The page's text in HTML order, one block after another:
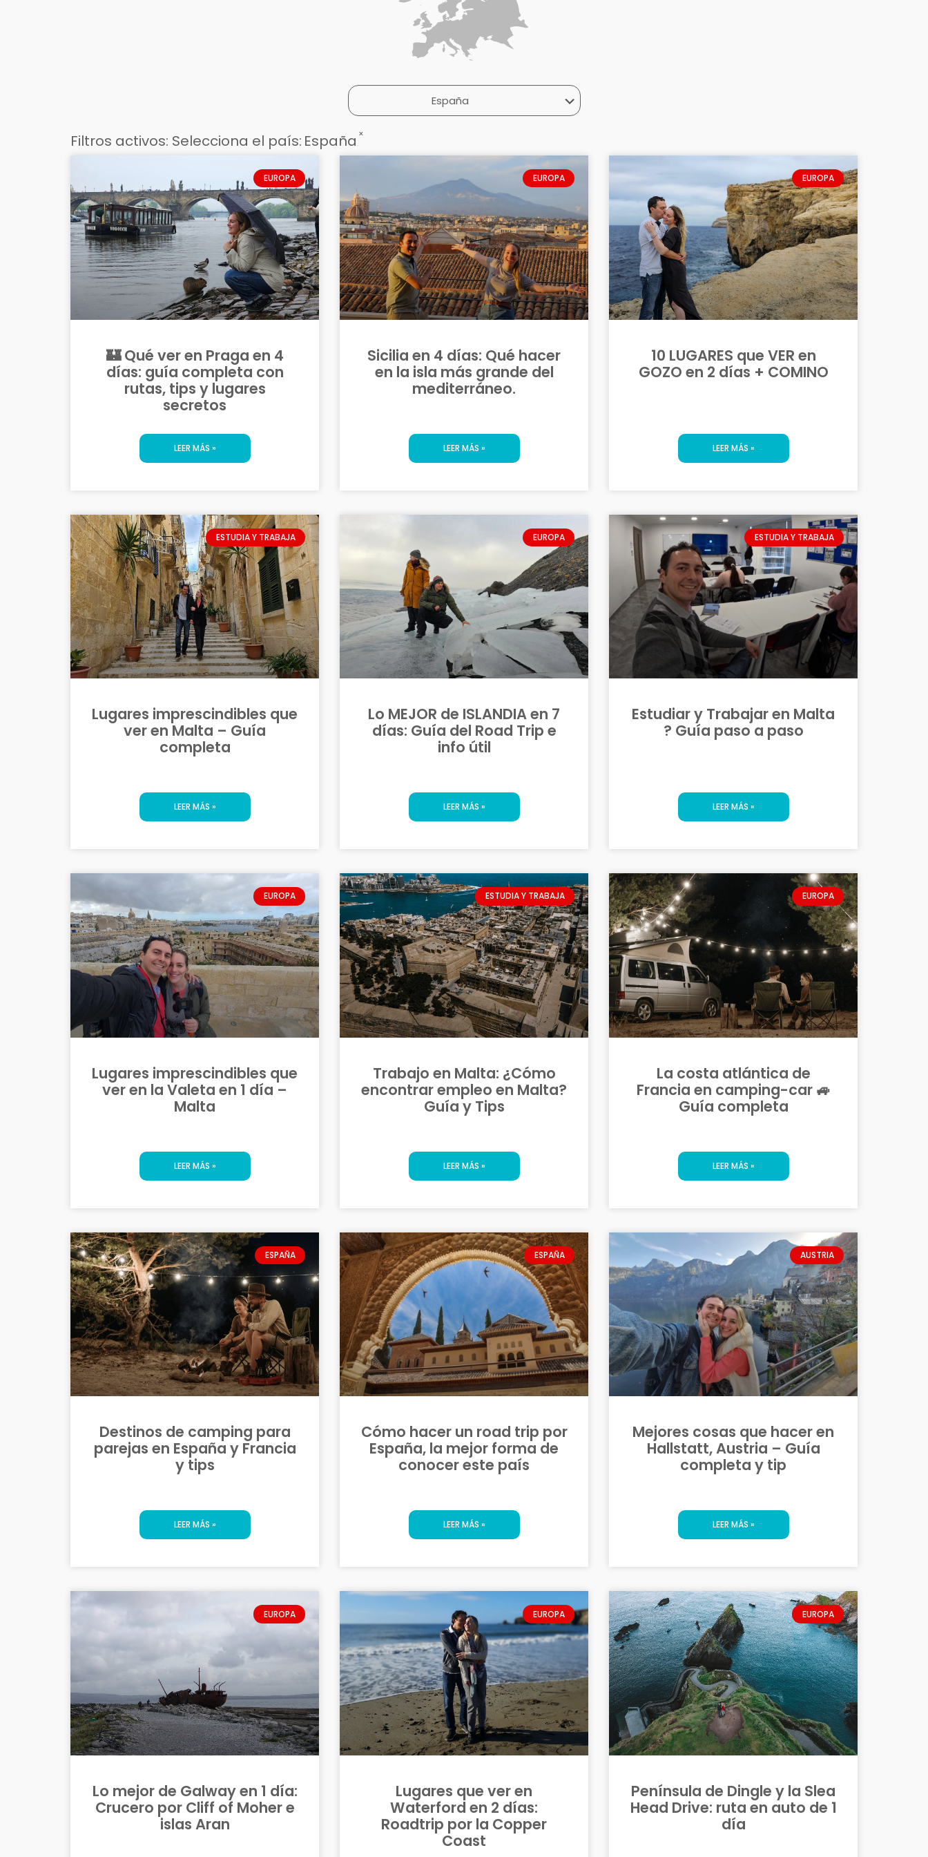
Filtros activos: Selecciona el país: España ×
EUROPA
🏰 Qué ver en Praga en 4
días: guía completa con
rutas, tips y lugares
secretos
LEER MÁS »
EUROPA
Sicilia en 4 días: Qué hacer
en la isla más grande del
mediterráneo.
LEER MÁS »
EUROPA
10 LUGARES que VER en
GOZO en 2 días + COMINO
LEER MÁS »
ESTUDIA Y TRABAJA
Lugares imprescindibles que
ver en Malta – Guía
completa
LEER MÁS »
EUROPA
Lo MEJOR de ISLANDIA en 7
días: Guía del Road Trip e
info útil
LEER MÁS »
ESTUDIA Y TRABAJA
Estudiar y Trabajar en Malta
? Guía paso a paso
LEER MÁS »
EUROPA
Lugares imprescindibles que
ver en la Valeta en 1 día –
Malta
LEER MÁS »
ESTUDIA Y TRABAJA
Trabajo en Malta: ¿Cómo
encontrar empleo en Malta?
Guía y Tips
LEER MÁS »
EUROPA
La costa atlántica de
Francia en camping-car 🚙
Guía completa
LEER MÁS »
ESPAÑA
Destinos de camping para
parejas en España y Francia
y tips
LEER MÁS »
ESPAÑA
Cómo hacer un road trip por
España, la mejor forma de
conocer este país
LEER MÁS »
AUSTRIA
Mejores cosas que hacer en
Hallstatt, Austria – Guía
completa y tip
LEER MÁS »
EUROPA
Lo mejor de Galway en 1 día:
Crucero por Cliff of Moher e
islas Aran
EUROPA
Lugares que ver en
Waterford en 2 días:
Roadtrip por la Copper
Coast
EUROPA
Península de Dingle y la Slea
Head Drive: ruta en auto de 1
día